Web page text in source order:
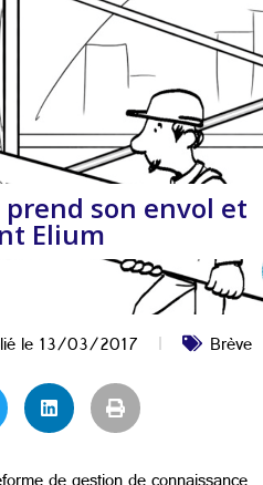
prend son envol et
Elium
le13/03/2017 Brève